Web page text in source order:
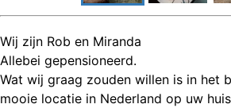
Wij zijn Rob en Miranda
Allebei gepensioneerd.
Wat wij graag zouden willen is in het
mooie locatie in Nederland op uw